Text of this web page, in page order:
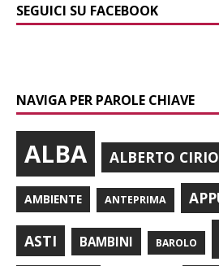
SEGUICI SU FACEBOOK
NAVIGA PER PAROLE CHIAVE
ALBA ALBERTO CIRIO
AMBIENTE ANTEPRIMA
ASTI BAMBINI BAROLO